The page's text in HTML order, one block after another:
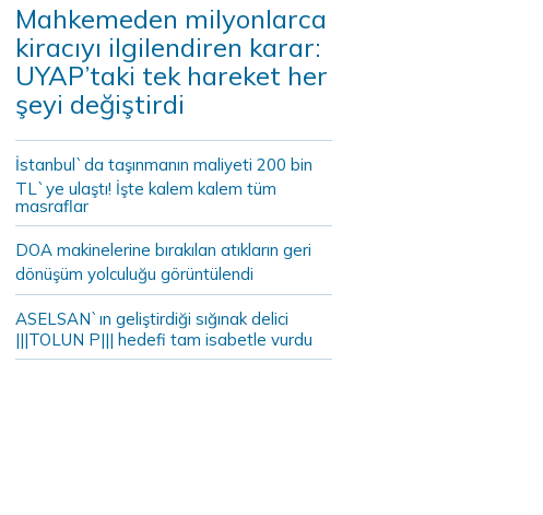
Mahkemeden milyonlarca
kiracıyı ilgilendiren karar:
UYAP’taki tek hareket her
şeyi değiştirdi
İstanbul`da taşınmanın maliyeti 200 bin
TL`ye ulaştı! İşte kalem kalem tüm
masraflar
DOA makinelerine bırakılan atıkların geri
dönüşüm yolculuğu görüntülendi
ASELSAN`ın geliştirdiği sığınak delici
|||TOLUN P||| hedefi tam isabetle vurdu